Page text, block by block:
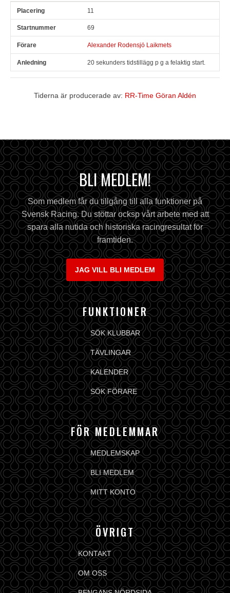
Pl Snr Anledning
11
69
Alexander Rodensjö Laikmets
20 sekunders tidstillägg p g a felaktig start.
Tiderna är producerade av: RR-Time Göran Aldén
BLI MEDLEM!
Som medlem får du tillgång till alla funktioner på
Svensk Racing. Du stöttar ocksp vårt arbete med att
spara alla nutida och historiska racingresultat för
framtiden.
JAG VILL BLI MEDLEM
FUNKTIONER
SÖK KLUBBAR
TÄVLINGAR
KALENDER
SÖK FÖRARE
FÖR MEDLEMMAR
MEDLEMSKAP
BLI MEDLEM
MITT KONTO
ÖVRIGT
KONTAKT
OM OSS